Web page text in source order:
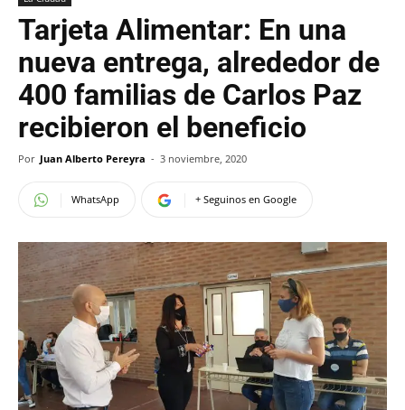
Tarjeta Alimentar: En una
nueva entrega, alrededor de
400 familias de Carlos Paz
recibieron el beneficio
Por Juan Alberto Pereyra - 3 noviembre, 2020
WhatsApp + Seguinos en Google